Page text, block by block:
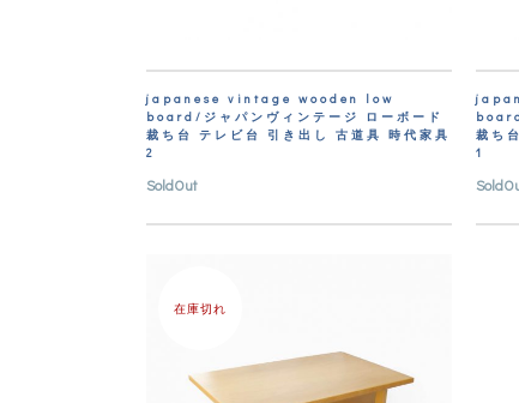
japanese vintage wooden low
board/ジャパンヴィンテージ ローボード
裁ち台 テレビ台 引き出し 古道具 時代家具
2
SoldOut
裁ち
1
在庫切れ